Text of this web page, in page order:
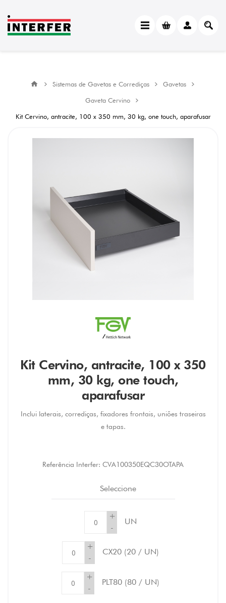
Sistemas de Gavetas e Corrediças
Gavetas
Gaveta Cervino
Kit Cervino, antracite, 100 x 350 mm, 30 kg, one touch, aparafusar
Kit Cervino, antracite, 100 x 350
mm, 30 kg, one touch,
aparafusar
Inclui laterais, corrediças, fixadores frontais, uniões traseiras
e tapas.
Referência Interfer: CVA100350EQC30OTAPA
Seleccione
+
-
UN
+
-
CX20 (20 / UN)
+
-
PLT80 (80 / UN)